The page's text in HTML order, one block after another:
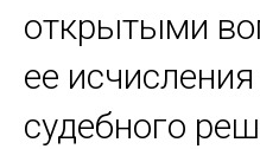
открытыми
ее
судебного